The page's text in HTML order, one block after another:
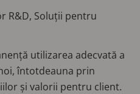
R&D, Soluții pentru
utilizarea adecvată a
întotdeauna prin
și valorii pentru client.